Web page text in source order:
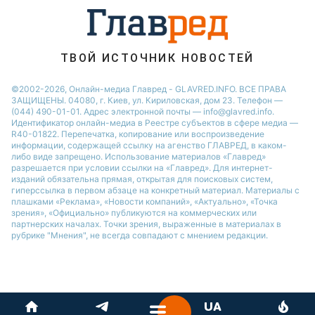
ТВОЙ ИСТОЧНИК НОВОСТЕЙ
©2002-2026, Онлайн-медиа Главред - GLAVRED.INFO. ВСЕ ПРАВА
ЗАЩИЩЕНЫ. 04080, г. Киев, ул. Кириловская, дом 23. Телефон —
(044) 490-01-01. Адрес электронной почты — info@glavred.info.
Идентификатор онлайн-медиа в Реестре cубъектов в сфере медиа —
R40-01822. Перепечатка, копирование или воспроизведение
информации, содержащей ссылку на агенство ГЛАВРЕД, в каком-
либо виде запрещено. Использование материалов «Главред»
разрешается при условии ссылки на «Главред». Для интернет-
изданий обязательна прямая, открытая для поисковых систем,
гиперссылка в первом абзаце на конкретный материал. Материалы с
плашками «Реклама», «Новости компаний», «Актуально», «Точка
зрения», «Официально» публикуются на коммерческих или
партнерских началах. Точки зрения, выраженные в материалах в
рубрике "Мнения", не всегда совпадают с мнением редакции.